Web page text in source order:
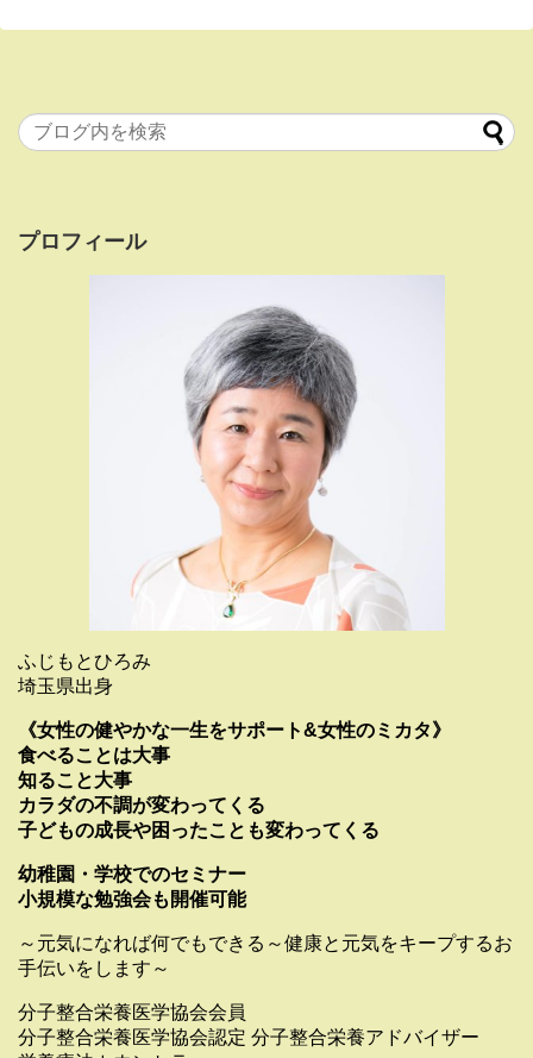
プロフィール
ふじもとひろみ
埼玉県出身
《女性の健やかな一生をサポート&女性のミカタ》
食べることは大事
知ること大事
カラダの不調が変わってくる
子どもの成長や困ったことも変わってくる
幼稚園・学校でのセミナー
小規模な勉強会も開催可能
～元気になれば何でもできる～健康と元気をキープするお
手伝いをします～
分子整合栄養医学協会会員
分子整合栄養医学協会認定 分子整合栄養アドバイザー